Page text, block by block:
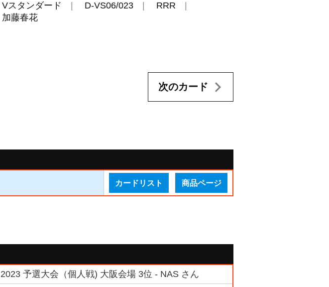
Vスタンダード D-VS06/023
RRR
加藤春花
次のカード
カードリスト 商品ページ
予選大会（個人戦) 大阪会場 3位 - NAS さん